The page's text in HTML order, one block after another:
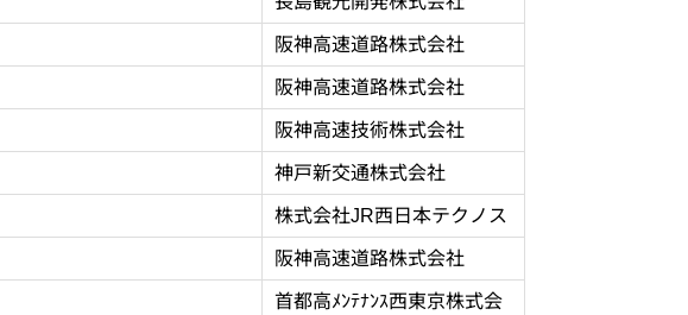
阪神高速道路株式会社
阪神高速道路株式会社
阪神高速技術株式会社
神戸新交通株式会社
株式会社JR西日本テクノス
阪神高速道路株式会社
首都高ﾒﾝﾃﾅﾝｽ西東京株式会